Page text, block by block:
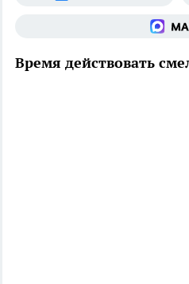
Время действовать